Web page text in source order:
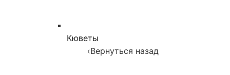
Кюветы
‹Вернуться назад